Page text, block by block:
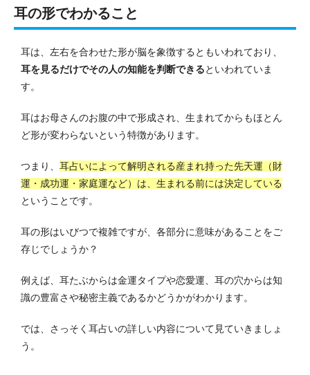
耳の形でわかること
耳は、左右を合わせた形が脳を象徴するともいわれており、
耳を見るだけでその人の知能を判断できるといわれていま
す。
耳はお母さんのお腹の中で形成され、生まれてからもほとん
ど形が変わらないという特徴があります。
つまり、 耳占いによって解明される産まれ持った先天運（財
運・成功運・家庭運など）は、生まれる前には決定している
ということです。
耳の形はいびつで複雑ですが、各部分に意味があることをご
存じでしょうか？
例えば、耳たぶからは金運タイプや恋愛運、耳の穴からは知
識の豊富さや秘密主義であるかどうかがわかります。
では、さっそく耳占いの詳しい内容について見ていきましょ
う。